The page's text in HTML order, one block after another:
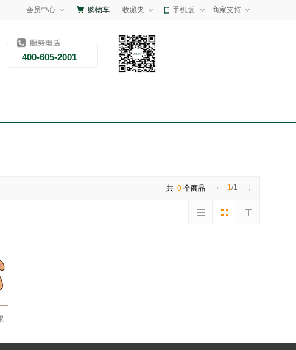
会员中心 购物车 收藏夹 手机版 商家支持
400-605-2001
1/1
共 0 个商品
果……